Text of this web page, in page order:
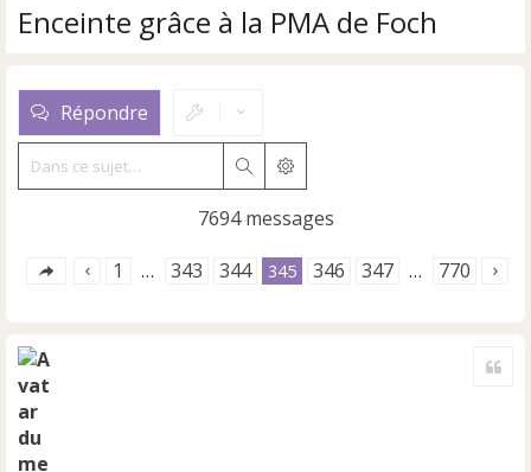
Enceinte grâce à la PMA de Foch
Répondre
RechercherRecherche avancée
7694 messages
1 … 343 344 345 346 347 … 770